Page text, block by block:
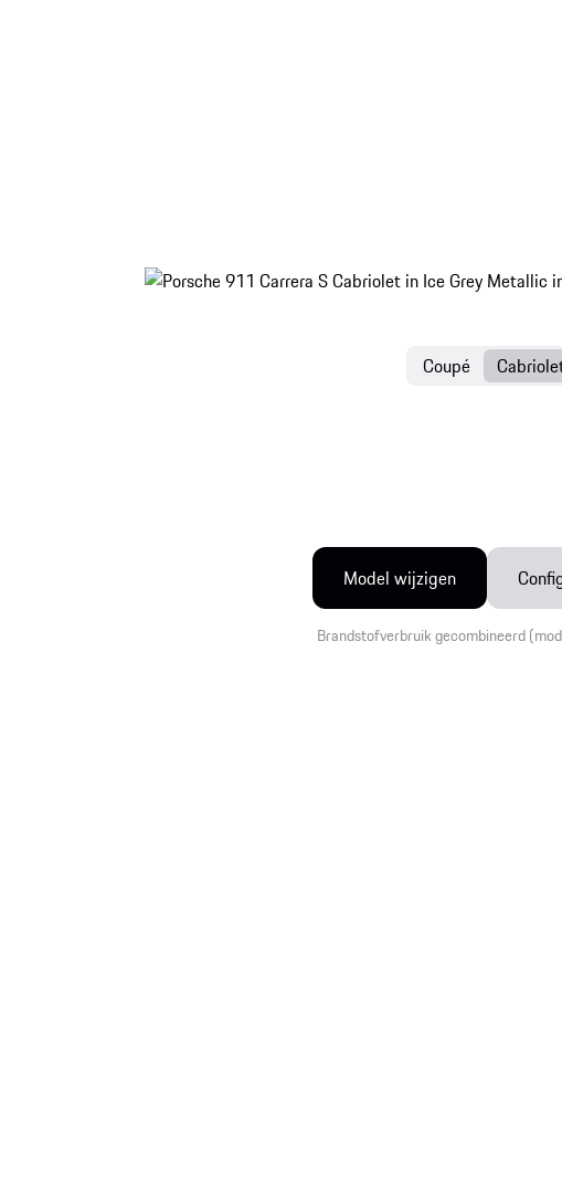
Coupé
Model wijzigen
Brandstofverbruik gecombineerd